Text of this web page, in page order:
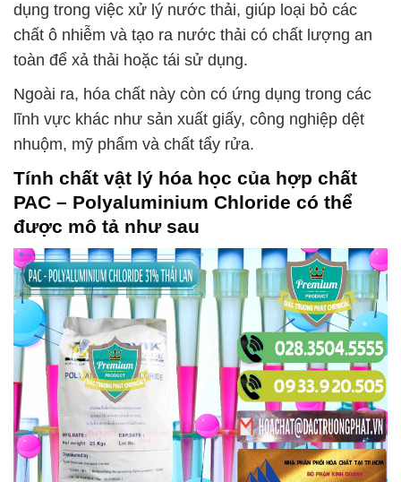
dụng trong việc xử lý nước thải, giúp loại bỏ các
chất ô nhiễm và tạo ra nước thải có chất lượng an
toàn để xả thải hoặc tái sử dụng.
Ngoài ra, hóa chất này còn có ứng dụng trong các
lĩnh vực khác như sản xuất giấy, công nghiệp dệt
nhuộm, mỹ phẩm và chất tẩy rửa.
Tính chất vật lý hóa học của hợp chất
PAC – Polyaluminium Chloride có thể
được mô tả như sau